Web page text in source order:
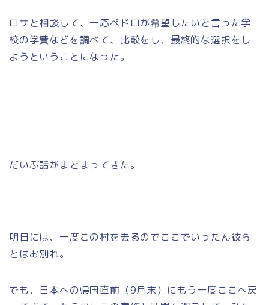
ロサと相談して、一応ペドロが希望したいと言った学
校の学費などを調べて、比較をし、最終的な選択をし
ようということになった。
だいぶ話がまとまってきた。
明日には、一度この村を去るのでここでいったん彼ら
とはお別れ。
でも、日本への帰国直前（9月末）にもう一度ここへ戻